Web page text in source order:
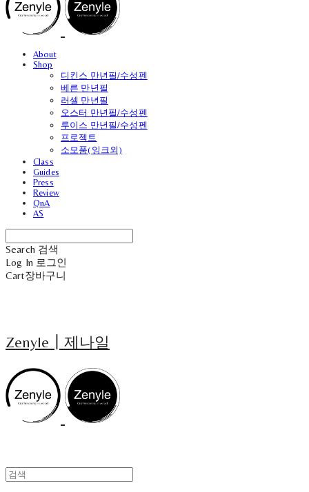
About
Shop
디킨스 만년필/수성펜
베른 만년필
러셀 만년필
오스터 만년필/수성펜
루이스 만년필/수성펜
프로젝트
소모품(잉크외)
Class
Guides
Press
Review
QnA
AS
Search 검색
Log In 로그인
Cart장바구니
Zenyle┃제나일